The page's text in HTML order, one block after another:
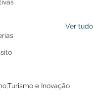
e Inovação
Ver tudo